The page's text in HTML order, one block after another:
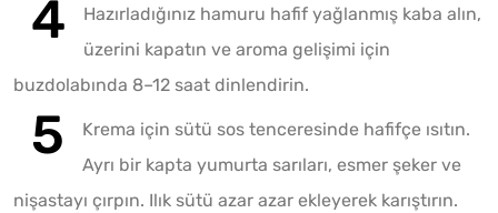
Hazırladığınız hamuru hafif yağlanmış kaba alın,
üzerini kapatın ve aroma gelişimi için
buzdolabında 8–12 saat dinlendirin.
Krema için sütü sos tenceresinde hafifçe ısıtın.
Ayrı bir kapta yumurta sarıları, esmer şeker ve
nişastayı çırpın. Ilık sütü azar azar ekleyerek karıştırın.